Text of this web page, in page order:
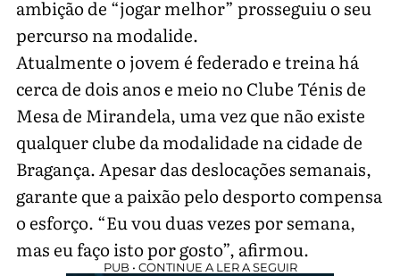
ambição de “jogar melhor” prosseguiu o seu
percurso na modalide.
Atualmente o jovem é federado e treina há
cerca de dois anos e meio no Clube Ténis de
Mesa de Mirandela, uma vez que não existe
qualquer clube da modalidade na cidade de
Bragança. Apesar das deslocações semanais,
garante que a paixão pelo desporto compensa
o esforço. “Eu vou duas vezes por semana,
mas eu faço isto por gosto”, afirmou.
PUB • CONTINUE A LER A SEGUIR